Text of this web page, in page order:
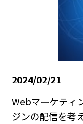
2024/02/21
Webマーケティ
ジンの配信を考